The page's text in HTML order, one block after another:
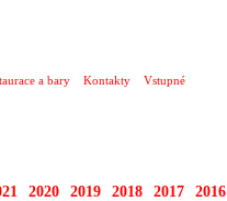
a bary Kontakty Vstupné
2020 2019 2018 2017 2016